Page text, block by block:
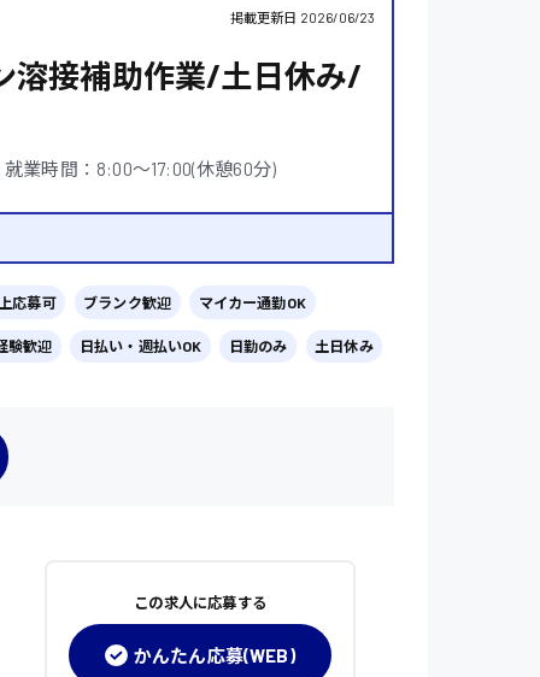
掲載更新日 2026/06/23
溶接補助作業/土日休み/
就業時間：8:00〜17:00(休憩60分)
応募可 ブランク歓迎 マイカー通勤OK
験歓迎 日払い・週払いOK 日勤のみ 土日休み
この求人に応募する
かんたん応募(WEB)